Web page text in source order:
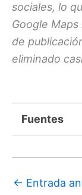
sociales, lo
Google
de
eliminado
Fuentes
← Entrada